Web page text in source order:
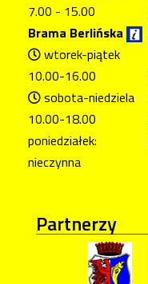
7.00 - 15.00
Brama Berlińska
wtorek-piątek
10.00-16.00
sobota-niedziela
10.00-18.00
poniedziałek:
nieczynna
Partnerzy